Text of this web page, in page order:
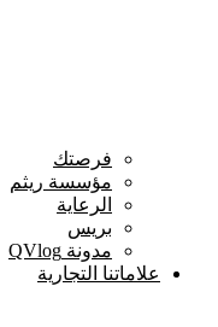
فرصتك
مؤسسة ريثم
الرعاية
بريس
مدونة QVlog
علاماتنا التجارية